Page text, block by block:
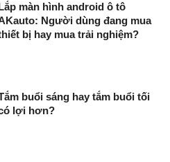
màn hình android ô tô
Người dùng đang mua
bị hay mua trải nghiệm?
buổi sáng hay tắm buổi tối
lợi hơn?